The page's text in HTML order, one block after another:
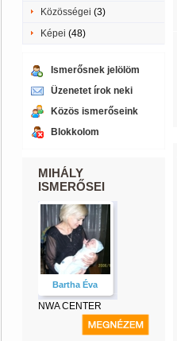
Közösségei (3)
Képei (48)
Ismerősnek jelölöm
Üzenetet írok neki
Közös ismerőseink
Blokkolom
MIHÁLY
ISMERŐSEI
Bartha Éva
NWA CENTER